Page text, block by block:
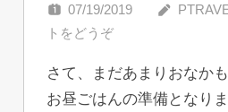
07/19/2019
トをどうぞ
さて、まだあまりおなか
お昼ごはんの準備となり